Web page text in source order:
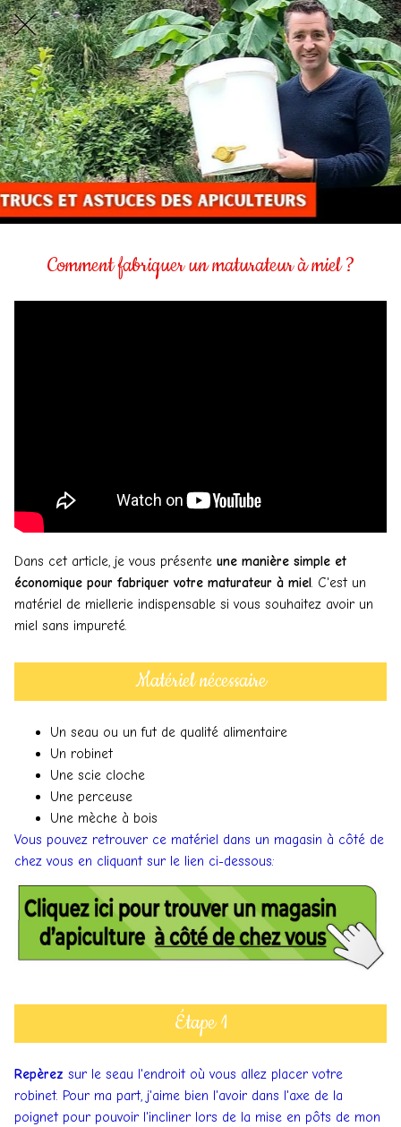
Comment fabriquer un maturateur à miel ?
Dans cet article, je vous présente une manière simple et
économique pour fabriquer votre maturateur à miel . C'est un
matériel de miellerie indispensable si vous souhaitez avoir un
miel sans impureté.
Matériel nécessaire
Un seau ou un fut de qualité alimentaire
Un robinet
Une scie cloche
Une perceuse
Une mèche à bois
Vous pouvez retrouver ce matériel dans un magasin à côté de
chez vous en cliquant sur le lien ci-dessous:
Étape 1
Repèrez sur le seau l'endroit où vous allez placer votre
robinet. Pour ma part, j'aime bien l'avoir dans l'axe de la
poignet pour pouvoir l'incliner lors de la mise en pôts de mon